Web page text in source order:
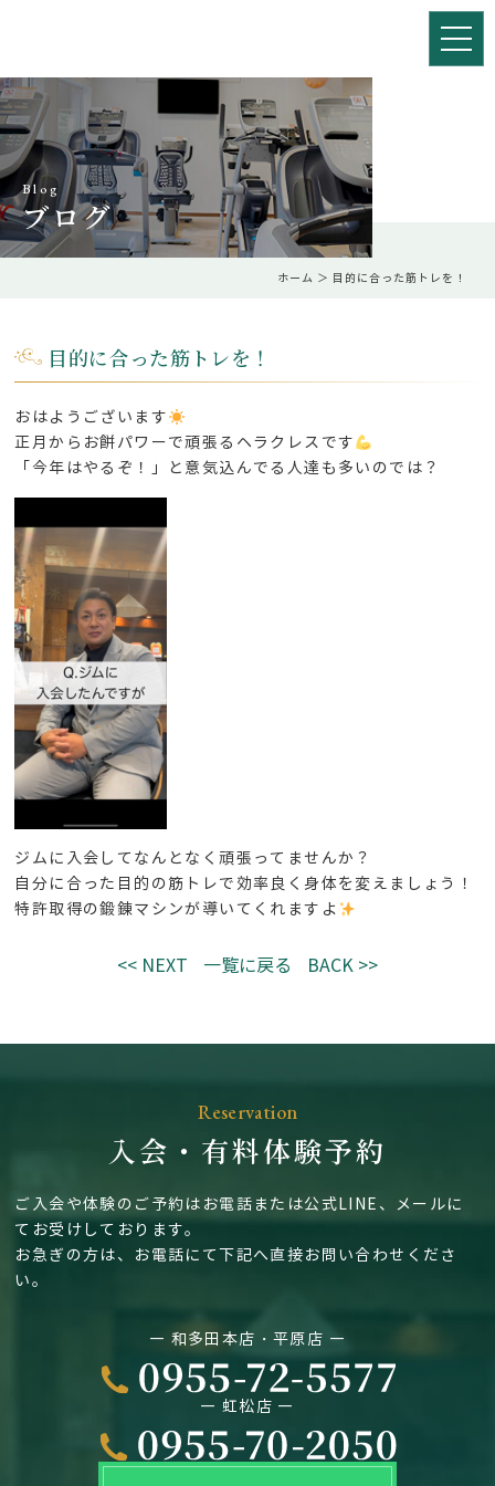
Blog
ブログ
ホーム ＞ 目的に合った筋トレを！
目的に合った筋トレを！
おはようございます
正月からお餅パワーで頑張るヘラクレスです
「今年はやるぞ！」と意気込んでる人達も多いのでは？
ジムに入会してなんとなく頑張ってませんか？
自分に合った目的の筋トレで効率良く身体を変えましょう！
特許取得の鍛錬マシンが導いてくれますよ
<< NEXT 一覧に戻る BACK >>
Reservation
入会・有料体験予約
ご入会や体験のご予約はお電話または公式LINE、メールに
てお受けしております。
お急ぎの方は、お電話にて下記へ直接お問い合わせくださ
い。
― 和多田本店・平原店 ―
― 虹松店 ―